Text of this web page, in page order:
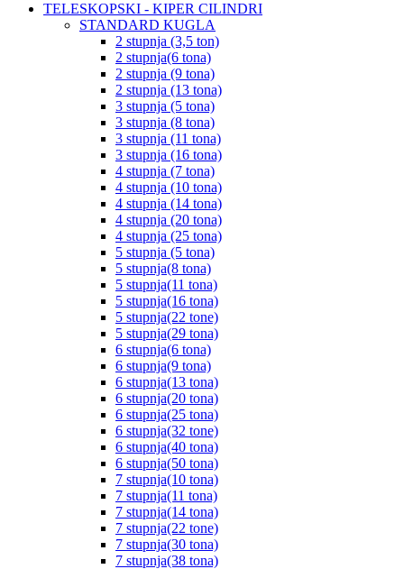
TELESKOPSKI - KIPER CILINDRI
STANDARD KUGLA
2 stupnja (3,5 ton)
2 stupnja(6 tona)
2 stupnja (9 tona)
2 stupnja (13 tona)
3 stupnja (5 tona)
3 stupnja (8 tona)
3 stupnja (11 tona)
3 stupnja (16 tona)
4 stupnja (7 tona)
4 stupnja (10 tona)
4 stupnja (14 tona)
4 stupnja (20 tona)
4 stupnja (25 tona)
5 stupnja (5 tona)
5 stupnja(8 tona)
5 stupnja(11 tona)
5 stupnja(16 tona)
5 stupnja(22 tone)
5 stupnja(29 tona)
6 stupnja(6 tona)
6 stupnja(9 tona)
6 stupnja(13 tona)
6 stupnja(20 tona)
6 stupnja(25 tona)
6 stupnja(32 tone)
6 stupnja(40 tona)
6 stupnja(50 tona)
7 stupnja(10 tona)
7 stupnja(11 tona)
7 stupnja(14 tona)
7 stupnja(22 tone)
7 stupnja(30 tona)
7 stupnja(38 tona)